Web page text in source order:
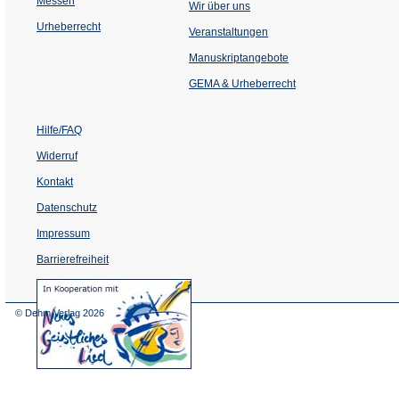
Urheberrecht
Wir über uns
Veranstaltungen
einem
Tab)
Manuskriptangebote
GEMA & Urheberrecht
Hilfe/FAQ
Widerruf
Kontakt
Datenschutz
Impressum
Barrierefreiheit
(Öffnet
in
© Dehm Verlag 2026